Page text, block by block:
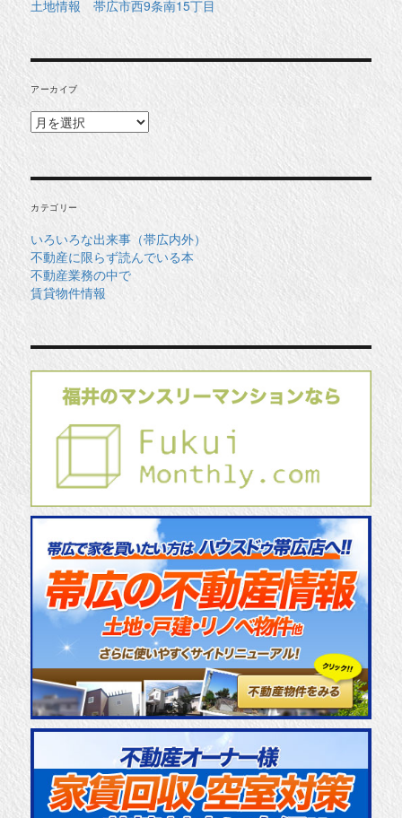
土地情報 帯広市西9条南15丁目
アーカイブ
ア
ー
イ
ブ
カテゴリー
いろいろな出来事（帯広内外）
不動産に限らず読んでいる本
不動産業務の中で
賃貸物件情報